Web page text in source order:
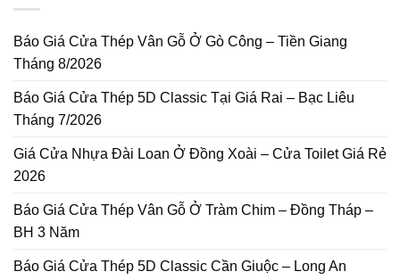
Báo Giá Cửa Thép Vân Gỗ Ở Gò Công – Tiền Giang
Tháng 8/2026
Báo Giá Cửa Thép 5D Classic Tại Giá Rai – Bạc Liêu
Tháng 7/2026
Giá Cửa Nhựa Đài Loan Ở Đồng Xoài – Cửa Toilet Giá Rẻ
2026
Báo Giá Cửa Thép Vân Gỗ Ở Tràm Chim – Đồng Tháp –
BH 3 Năm
Báo Giá Cửa Thép 5D Classic Cần Giuộc – Long An